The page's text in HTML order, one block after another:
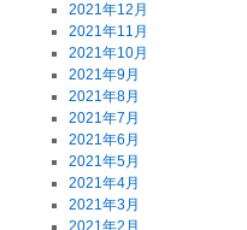
2021年12月
2021年11月
2021年10月
2021年9月
2021年8月
2021年7月
2021年6月
2021年5月
2021年4月
2021年3月
2021年2月